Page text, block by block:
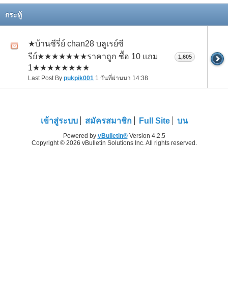
กระทู้
★บ้านซีรี่ย์ chan28 บลูเรย์ซี
รีย์★★★★★★★ราคาถูก ซื้อ 10 แถม
1★★★★★★★★
Last Post By pukpik001 1 วันที่ผ่านมา 14:38
1,605
เข้าสู่ระบบ สมัครสมาชิก Full Site บน
Powered by vBulletin®Version 4.2.5
Copyright © 2026 vBulletin Solutions Inc. All rights reserved.